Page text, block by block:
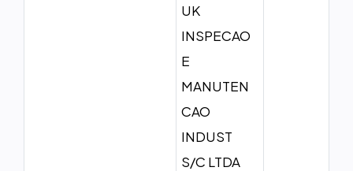
UK
INSPECAO
E
MANUTEN
CAO
INDUST
S/C LTDA